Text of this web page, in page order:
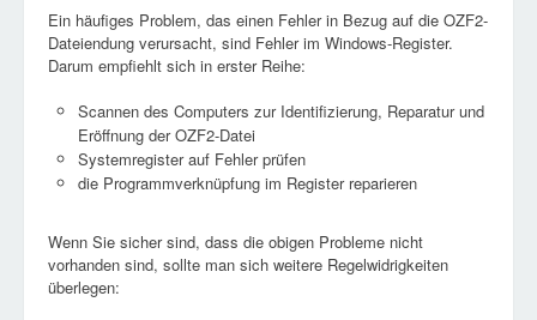
Ein häufiges Problem, das einen Fehler in Bezug auf die OZF2-
Dateiendung verursacht, sind Fehler im Windows-Register.
Darum empfiehlt sich in erster Reihe:
Scannen des Computers zur Identifizierung, Reparatur und
Eröffnung der OZF2-Datei
Systemregister auf Fehler prüfen
die Programmverknüpfung im Register reparieren
Wenn Sie sicher sind, dass die obigen Probleme nicht
vorhanden sind, sollte man sich weitere Regelwidrigkeiten
überlegen: